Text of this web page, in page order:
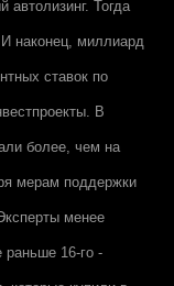
Тогда
наконец, миллиард
ставок по
В
более, чем на
мерам поддержки
менее
раньше 16-го -